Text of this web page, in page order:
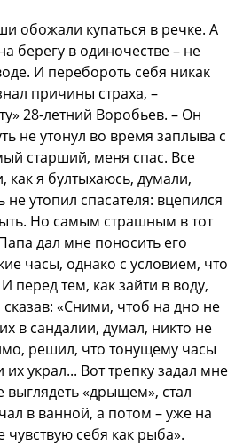
обожали купаться в речке. А
берегу в одиночестве – не
И перебороть себя никак
причины страха, –
28-летний Воробьев. – Он
не утонул во время заплыва с
старший, меня спас. Все
как я бултыхаюсь, думали,
не утопил спасателя: вцепился
Но самым страшным в тот
дал мне поносить его
часы, однако с условием, что
перед тем, как зайти в воду,
«Сними, чтоб на дно не
в сандалии, думал, никто не
решил, что тонущему часы
украл... Вот трепку задал мне
выглядеть «дрыщем», стал
в ванной, а потом – уже на
чувствую себя как рыба».